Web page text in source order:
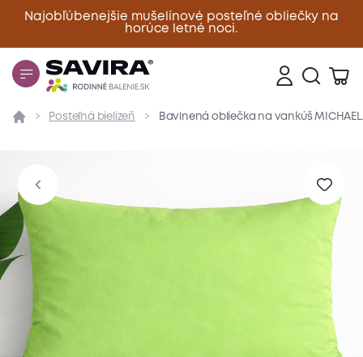
Najobľúbenejšie mušelínové posteľné obliečky na
horúce letné noci.
Zavrieť
Prehľad Parametre Popis produktu
Posteľná bielizeň Bavlnená obliečka na vankúš